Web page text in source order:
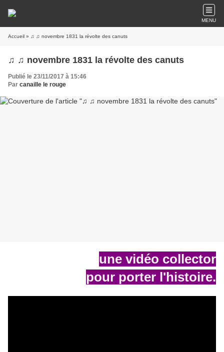
MENU
Accueil » ♫ ♫ novembre 1831 la révolte des canuts
♫ ♫ novembre 1831 la révolte des canuts
Publié le 23/11/2017 à 15:46
Par canaille le rouge
une vidéo collector
pour porter l'histoire.